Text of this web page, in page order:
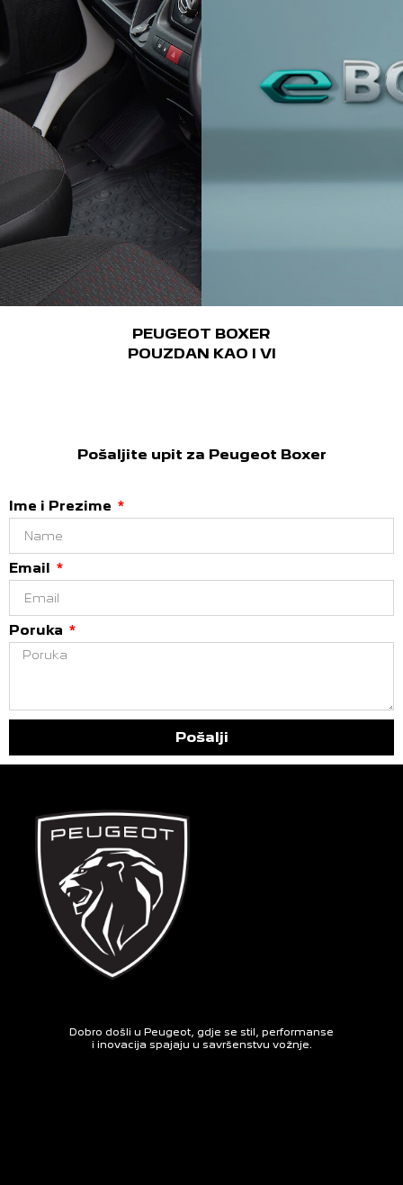
PEUGEOT BOXER
POUZDAN KAO I VI
Pošaljite upit za Peugeot Boxer
Ime i Prezime
Email
Poruka
Pošalji
Dobro došli u Peugeot, gdje se stil, performanse
i inovacija spajaju u savršenstvu vožnje.